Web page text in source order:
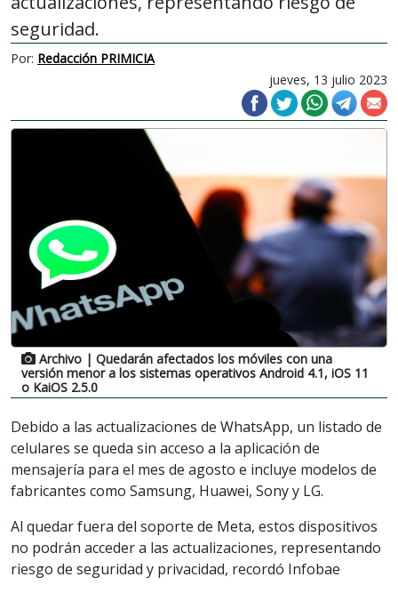
seguridad.
Por: Redacción PRIMICIA
jueves, 13 julio 2023
Archivo | Quedarán afectados los móviles con una
versión menor a los sistemas operativos Android 4.1, iOS 11
o KaiOS 2.5.0
Debido a las actualizaciones de WhatsApp, un listado de
celulares se queda sin acceso a la aplicación de
mensajería para el mes de agosto e incluye modelos de
fabricantes como Samsung, Huawei, Sony y LG.
Al quedar fuera del soporte de Meta, estos dispositivos
no podrán acceder a las actualizaciones, representando
riesgo de seguridad y privacidad, recordó Infobae